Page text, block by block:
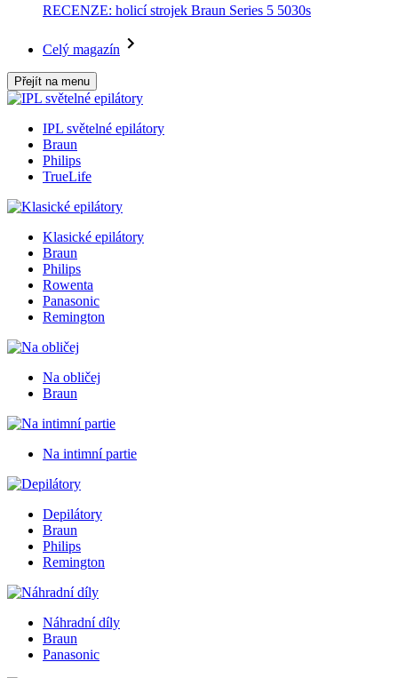
RECENZE: holicí strojek Braun Series 5 5030s
Celý magazín
Přejít na menu
IPL světelné epilátory
Braun
Philips
TrueLife
Klasické epilátory
Braun
Philips
Rowenta
Panasonic
Remington
Na obličej
Braun
Na intimní partie
Depilátory
Braun
Philips
Remington
Náhradní díly
Braun
Panasonic